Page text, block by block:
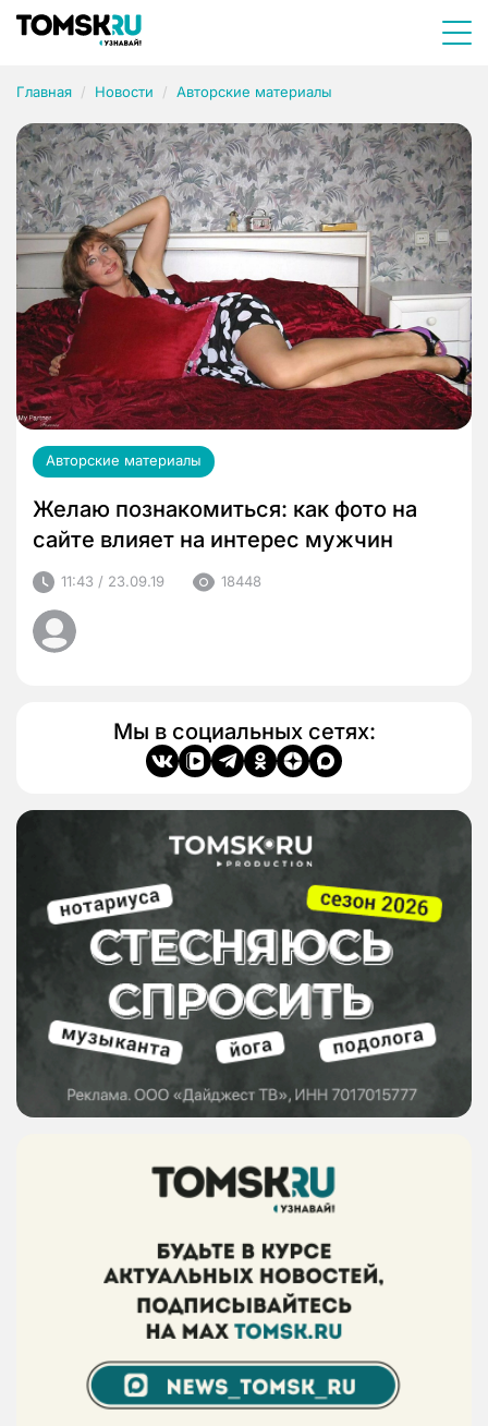
Главная Новости Авторские материалы
Авторские материалы
Желаю познакомиться: как фото на
сайте влияет на интерес мужчин
11:43 / 23.09.19 18448
Мы в социальных сетях: